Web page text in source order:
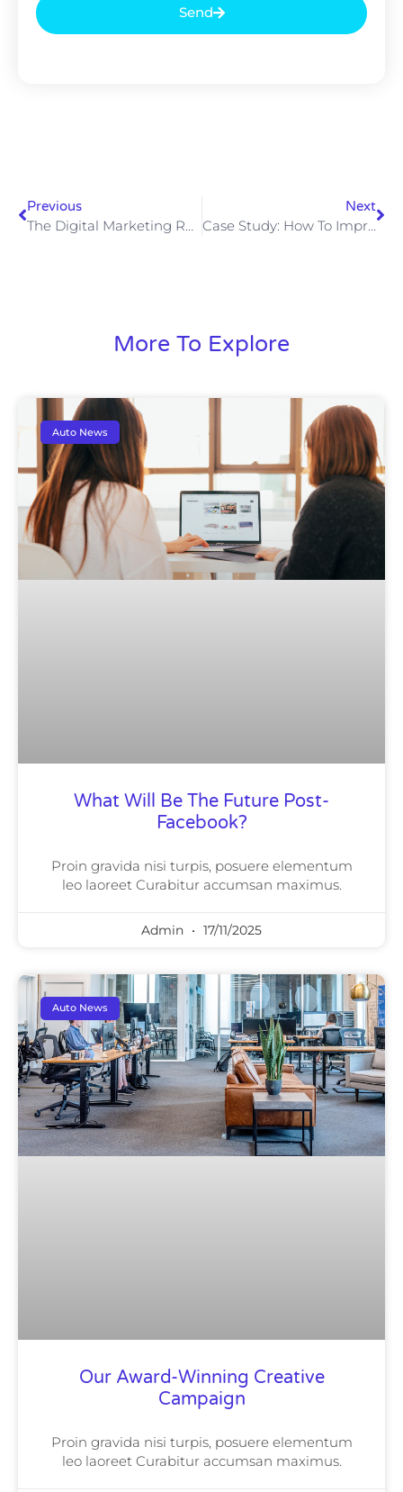
Send
Previous
The Digital Marketing Revolution Is Here
Next
Case Study: How To Improve SEO Scores
More To Explore
Auto News
What Will Be The Future Post-
Facebook?
Proin gravida nisi turpis, posuere elementum
leo laoreet Curabitur accumsan maximus.
Admin 17/11/2025
Auto News
Our Award-Winning Creative
Campaign
Proin gravida nisi turpis, posuere elementum
leo laoreet Curabitur accumsan maximus.